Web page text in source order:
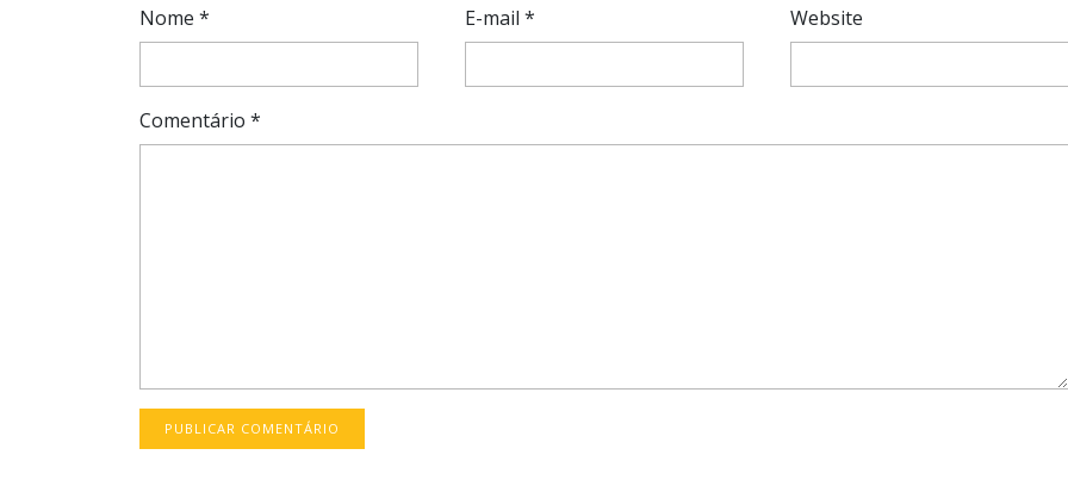
Nome * E-mail * Website
Comentário *